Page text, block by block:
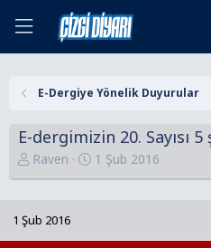
E-Dergiye Yönelik Duyurular
E-dergimizin 20. Sayısı
K
o
u
y
Raven
B
a
a
1 Şub 2016
1 Şub 2016